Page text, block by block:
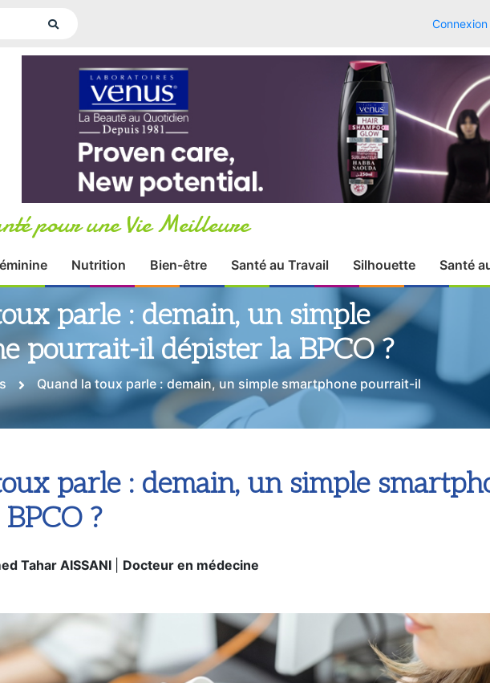
Connexion
pour une Vie Meilleure
Nutrition Bien-être Santé au Travail Silhouette Santé
parle : demain, un simple
pourrait-il dépister la BPCO ?
Quand la toux parle : demain, un simple smartphone pourrait-il
parle : demain, un simple
?
Tahar AISSANI